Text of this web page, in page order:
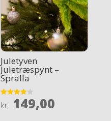
Juletyven
Juletræspynt –
Spralla
Rated
4.1
kr. 149,00